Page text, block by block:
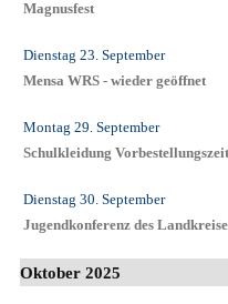
Magnusfest
Dienstag 23. September
Mensa WRS - wieder geöffnet
Montag 29. September
Schulkleidung
Dienstag 30. September
Jugendkonferenz des
Oktober 2025